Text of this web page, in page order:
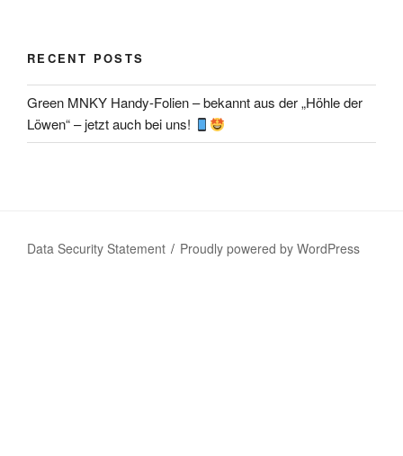
RECENT POSTS
Green MNKY Handy-Folien – bekannt aus der „Höhle der
Löwen“ – jetzt auch bei uns!
Data Security Statement Proudly powered by WordPress